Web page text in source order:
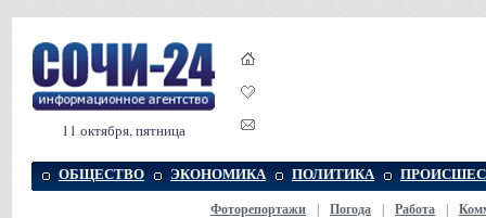
11 октября, пятница
ОБЩЕСТВО ЭКОНОМИКА ПОЛИТИКА
Фоторепортажи Погода Работа